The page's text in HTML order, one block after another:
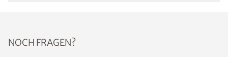
NOCH FRAGEN?